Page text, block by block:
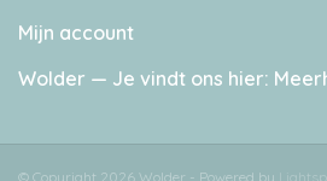
Mijn account
Wolder — Je vindt ons hier:
© Copyright 2026 Wolder - Powered by